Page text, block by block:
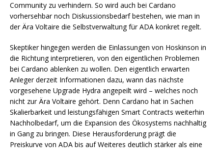
Community zu verhindern. So wird auch bei Cardano
vorhersehbar noch Diskussionsbedarf bestehen, wie man in
der Ära Voltaire die Selbstverwaltung für ADA konkret regelt.
Skeptiker hingegen werden die Einlassungen von Hoskinson in
die Richtung interpretieren, von den eigentlichen Problemen
bei Cardano ablenken zu wollen. Den eigentlich erwarten
Anleger derzeit Informationen dazu, wann das nächste
vorgesehene Upgrade Hydra angepeilt wird – welches noch
nicht zur Ära Voltaire gehört. Denn Cardano hat in Sachen
Skalierbarkeit und leistungsfähigen Smart Contracts weiterhin
Nachholbedarf, um die Expansion des Ökosystems nachhaltig
in Gang zu bringen. Diese Herausforderung prägt die
Preiskurve von ADA bis auf Weiteres deutlich stärker als eine